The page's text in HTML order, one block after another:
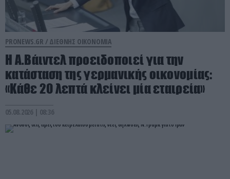
PRONEWS.GR / ΔΙΕΘΝΗΣ ΟΙΚΟΝΟΜΙΑ
Η Α.Βάιντελ προειδοποιεί για την
κατάσταση της γερμανικής οικονομίας:
«Κάθε 20 λεπτά κλείνει μία εταιρεία»
05.08.2026 | 08:36